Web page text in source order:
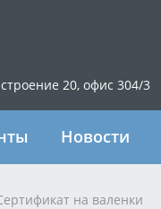
20, офис 304/3
Новости
на валенки